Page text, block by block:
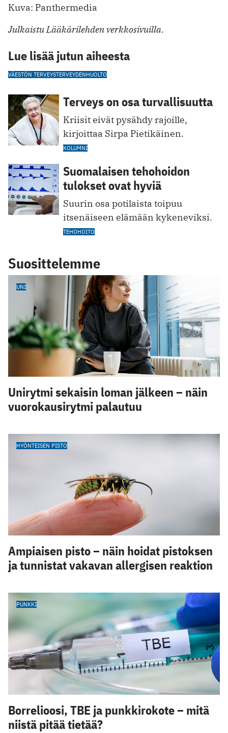
Kuva: Panthermedia
Julkaistu Lääkärilehden verkkosivuilla.
Lue lisää jutun aiheesta
VÄESTÖN TERVEYSTERVEYDENHUOLTO
Terveys on osa turvallisuutta
Kriisit eivät pysähdy rajoille,
kirjoittaa Sirpa Pietikäinen.
KOLUMNI
Suomalaisen tehohoidon
tulokset ovat hyviä
Suurin osa potilaista toipuu
itsenäiseen elämään kykeneviksi.
TEHOHOITO
Suosittelemme
UNI
Unirytmi sekaisin loman jälkeen – näin
vuorokausirytmi palautuu
HYÖNTEISEN PISTO
Ampiaisen pisto – näin hoidat pistoksen
ja tunnistat vakavan allergisen reaktion
PUNKKI
Borrelioosi, TBE ja punkkirokote – mitä
niistä pitää tietää?